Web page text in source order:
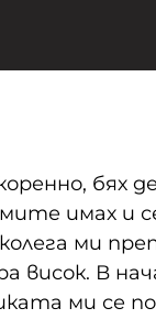
бях
имах
ми
висок. В
ми се